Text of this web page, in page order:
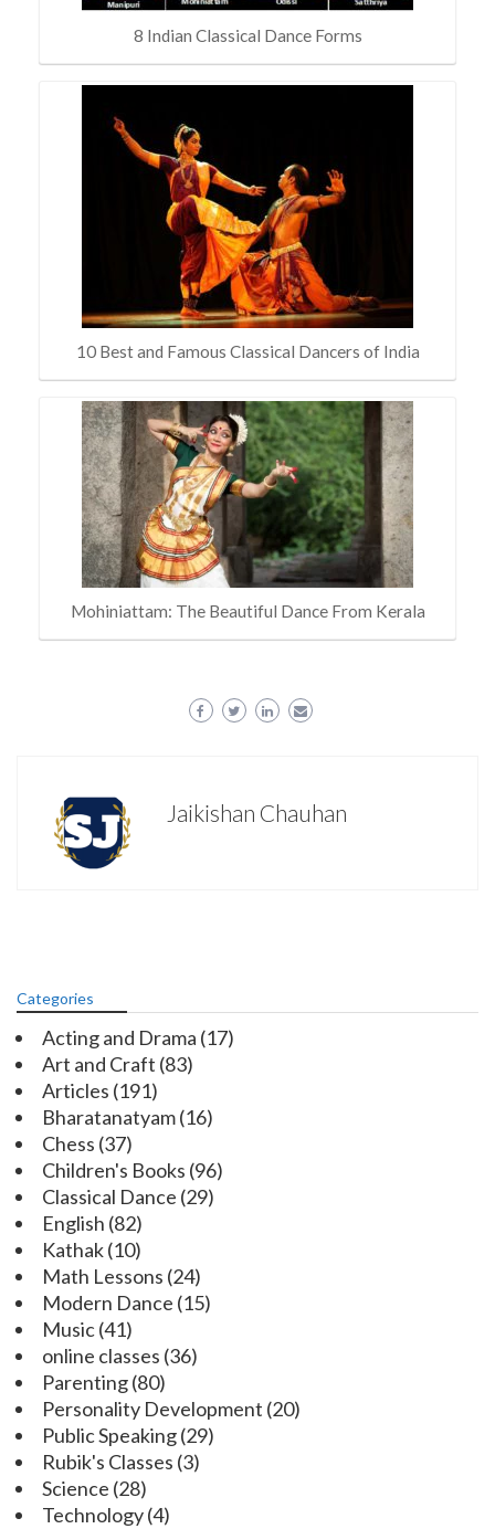
8 Indian Classical Dance Forms
10 Best and Famous Classical Dancers of India
Mohiniattam: The Beautiful Dance From Kerala
Jaikishan Chauhan
Categories
Acting and Drama (17)
Art and Craft (83)
Articles (191)
Bharatanatyam(16)
Chess (37)
Children's Books (96)
Classical Dance (29)
English (82)
Kathak(10)
Math Lessons (24)
Modern Dance (15)
Music(41)
online classes (36)
Parenting(80)
Personality Development (20)
Public Speaking(29)
Rubik's Classes (3)
Science (28)
Technology(4)